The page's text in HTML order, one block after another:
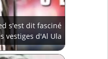
s'est dit fasciné
vestiges d'Al Ula